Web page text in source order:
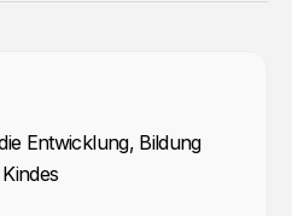
Entwicklung, Bildung